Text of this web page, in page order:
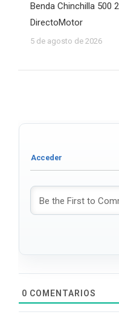
Benda Chinchilla 500
DirectoMotor
5 de agosto de 2026
0 COMENTARIOS